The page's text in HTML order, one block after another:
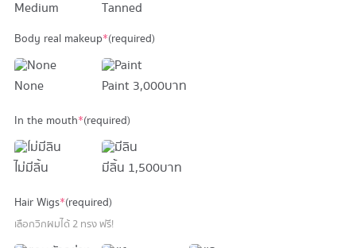
Medium Tanned
Body real makeup*(required)
None Paint 3,000 บาท
In the mouth*(required)
ไม่มีลิ้น มีลิ้น 1,500 บาท
Hair Wigs*(required)
เลือกวิกผมได้ 2 ทรง ฟรี!